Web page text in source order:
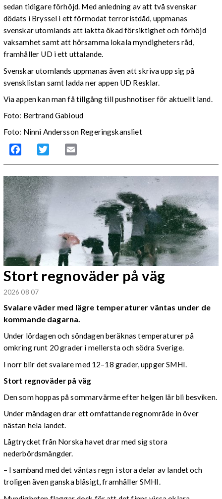
sedan tidigare förhöjd. Med anledning av att två svenskar
dödats i Bryssel i ett förmodat terroristdåd, uppmanas
svenskar utomlands att iaktta ökad försiktighet och förhöjd
vaksamhet samt att hörsamma lokala myndigheters råd,
framhåller UD i ett uttalande.
Svenskar utomlands uppmanas även att skriva upp sig på
svensklistan samt ladda ner appen UD Resklar.
Via appen kan man få tillgång till pushnotiser för aktuellt land.
Foto: Bertrand Gabioud
Foto: Ninni Andersson Regeringskansliet
Facebook Twitter
Stort regnoväder på väg
2026 08 07
Svalare väder med lägre temperaturer väntas under de
kommande dagarna.
Under lördagen och söndagen beräknas temperaturer på
omkring runt 20 grader i mellersta och södra Sverige.
I norr blir det svalare med 12–18 grader, uppger SMHI.
Stort regnoväder på väg
Den som hoppas på sommarvärme efter helgen lär bli besviken.
Under måndagen drar ett omfattande regnområde in över
nästan hela landet.
Lågtrycket från Norska havet drar med sig stora
nederbördsmängder.
– I samband med det väntas regn i stora delar av landet och
troligen även ganska blåsigt, framhåller SMHI.